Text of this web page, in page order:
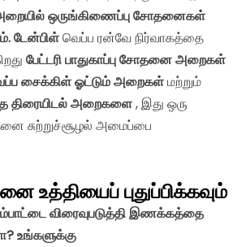
ஒருங்கிணைப்பு சோதனைகள்
டேன்பிள்வெப்ப ரன்வே நிர்வாகத்தை
பேட்டரி பாதுகாப்பு சோதனை அறைகள்
சைக்கிள் ஓட்டும் அறைகள்மற்றும்
திரையிடல் அறைகளை, இது ஒரு
சுற்றுச்சூழல் அமைப்பை
உத்தியைப் புதுப்பிக்கவும்
விரைவுபடுத்தி இணக்கத்தை
உங்களுக்கு